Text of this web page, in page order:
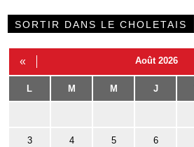
SORTIR DANS LE CHOLETAIS
« Août 2026
L M M J
3 4 5 6